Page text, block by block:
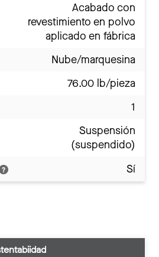
Acabado con
revestimiento en polvo
aplicado en fábrica
Nube/marquesina
76.00 lb/pieza
1
Suspensión
(suspendido)
Sí